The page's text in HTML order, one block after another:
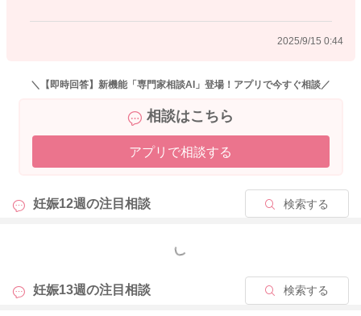
2025/9/15 0:44
＼【即時回答】新機能「専門家相談AI」登場！アプリで今すぐ相談／
相談はこちら
アプリで相談する
妊娠12週の注目相談 検索する
もっと見る
妊娠13週の注目相談 検索する